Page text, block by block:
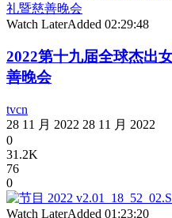
Watch LaterAdded 02:29:48
2022第十九届全球杰出
善晚会
tvcn
28 11 月 2022 28 11 月 2022
0
31.2K
76
0
Watch LaterAdded 01:23:20